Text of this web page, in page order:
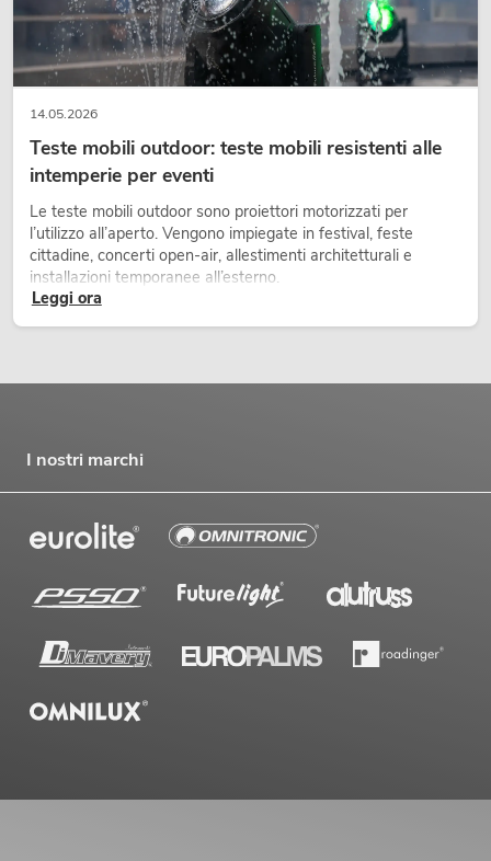
14.05.2026
Teste mobili outdoor: teste mobili resistenti alle
intemperie per eventi
Le teste mobili outdoor sono proiettori motorizzati per
l’utilizzo all’aperto. Vengono impiegate in festival, feste
cittadine, concerti open-air, allestimenti architetturali e
installazioni temporanee all’esterno.
Leggi ora
I nostri marchi